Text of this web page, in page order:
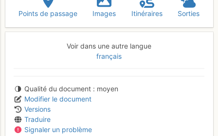
Points de passage Images Itinéraires Sorties
Voir dans une autre langue
français
Qualité du document
moyen
Modifier le document
Versions
Traduire
Signaler un problème